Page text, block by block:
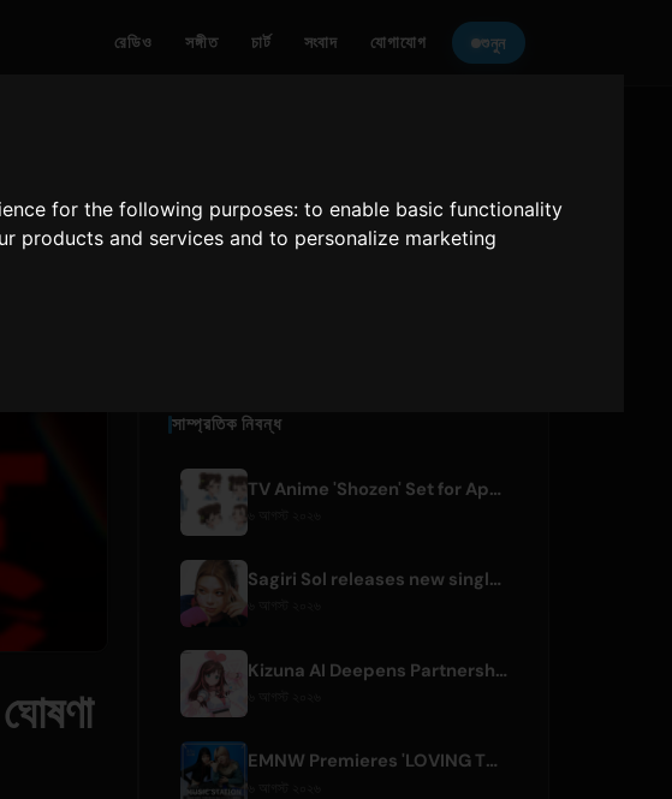
for the following purposes:to enable basic functionality
products and services and to personalize marketing
রেডিও সঙ্গীত চার্ট সংবাদ যোগাযোগ শুনুন
সাম্প্রতিক নিবন্ধ
TV Anime 'Shozen' Set for April 2027 Premiere on Fuji TV
Sagiri Sol releases new single 'next to your love' after hiatus
৬ আগস্ট ২০২৬
Kizuna AI Deepens Partnership with Asobisystem Ahead of 10th Anniversary World Tour
EMNW Premieres 'LOVING TO GET US BY' Music Video on August 7
৬ আগস্ট ২০২৬